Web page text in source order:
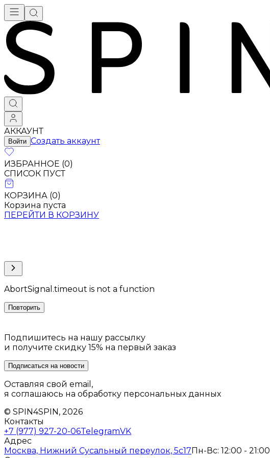
АККАУНТ
Войти Создать аккаунт
ИЗБРАННОЕ (0)
СПИСОК ПУСТ
КОРЗИНА (0)
Корзина пуста
ПЕРЕЙТИ В КОРЗИНУ
AbortSignal.timeout is not a function
Повторить
Подпишитесь на нашу рассылку
и получите скидку 15% на первый заказ
Подписаться на новости
Оставляя свой email,
я соглашаюсь на обработку персональных данных
© SPIN4SPIN, 2026
Контакты
+7 (977) 927-20-06TelegramVK
Адрес
Москва, Нижний Сусальный переулок, 5с17 Пн-Вс: 12:00 - 21:00